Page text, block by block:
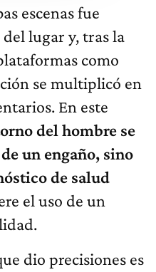
escenas fue
lugar y, tras la
como
se multiplicó en
En este
del hombre se
un engaño, sino
de salud
el uso de un
dio precisiones es